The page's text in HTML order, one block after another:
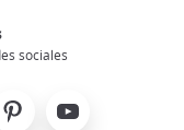
sociales
Pinterest Youtube